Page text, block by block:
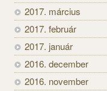
2017. március
2017. február
2017. január
2016. december
2016. november